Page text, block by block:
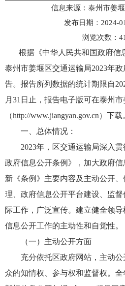
信息来源：泰州市姜
发布日期：2024-
浏览次数：
根据《中华人民共和国政府信
泰州市姜堰区交通运输局2023年
告。报告所列数据的统计期限自
月31日止，报告电子版可在泰州
（http://www.jiangyan.gov.cn）下
一、总体情况：
2023年，区交通运输局深入
政府信息公开条例》，加大政府
新《条例》主要内容及主动公开
理、政府信息公开平台建设、监
际工作，广泛宣传。建立健全领
信息公开工作的主动性和自觉性。
（一）主动公开方面
充分依托区政府网站，主动
众的知情权、参与权和监督权。全